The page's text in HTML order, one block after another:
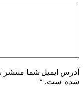
آدرس ایمیل شما
شده است. *